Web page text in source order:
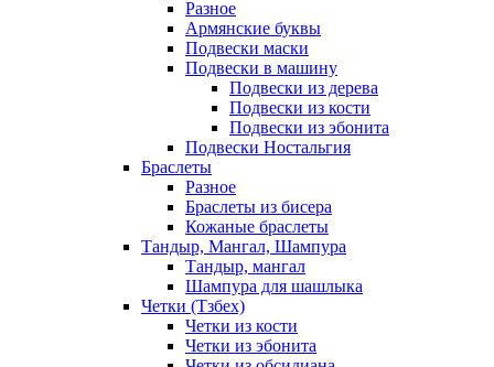
Разное
Армянские буквы
Подвески маски
Подвески в машину
Подвески из дерева
Подвески из кости
Подвески из эбонита
Подвески Ностальгия
Браслеты
Разное
Браслеты из бисера
Кожаные браслеты
Тандыр, Мангал, Шампура
Тандыр, мангал
Шампура для шашлыка
Четки (Тзбех)
Четки из кости
Четки из эбонита